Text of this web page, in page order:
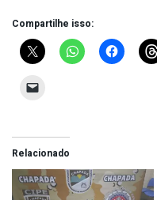
Compartilhe isso:
Relacionado